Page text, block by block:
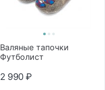
Валяные тапочки
Футболист
2 990 ₽